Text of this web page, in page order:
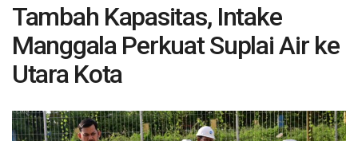
Tambah Kapasitas, Intake
Manggala Perkuat Suplai Air ke
Utara Kota